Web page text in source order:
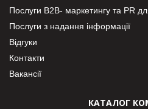
Послуги В2В- маркетингу та PR
Послуги з надання інформації
Відгуки
Контакти
Вакансії
КАТАЛОГ